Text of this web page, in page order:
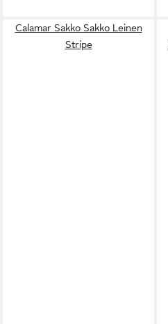
Calamar Sakko Sakko Leinen
Stripe